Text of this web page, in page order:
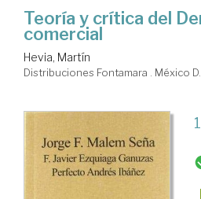
Teoría y crítica del
comercial
Hevia, Martín
Distribuciones Fontamara . México